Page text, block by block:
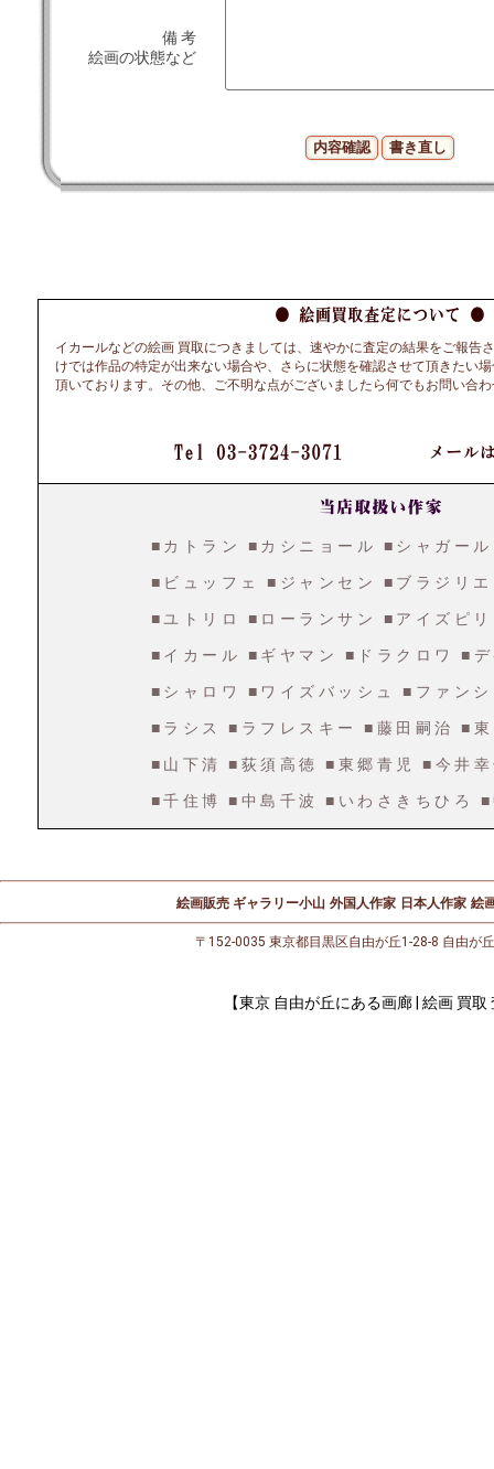
備 考
絵画の状態など
イカールなどの絵画 買取につきましては、速やかに査定の結果をご報告
けでは作品の特定が出来ない場合や、さらに状態を確認させて頂きたい
頂いております。その他、ご不明な点がございましたら何でもお問い合
■カトラン ■カシニョール ■シャガール
■ビュッフェ ■ジャンセン ■ブラジリエ
■ユトリロ ■ローランサン ■アイズピリ
■イカール ■ギヤマン ■ドラクロワ ■
■シャロワ ■ワイズバッシュ ■ファン
■ラシス ■ラフレスキー ■藤田嗣治 ■
■山下清 ■荻須高徳 ■東郷青児 ■今井
■千住博 ■中島千波 ■いわさきちひろ
絵画販売 ギャラリー小山 外国人作家 日本人作家 絵
〒152-0035 東京都目黒区自由が丘1-28-8 自由が
【東京 自由が丘にある画廊 | 絵画 買取